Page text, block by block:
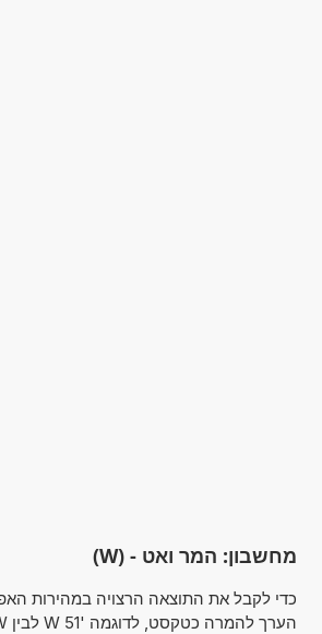
מחשבון: המר ואט - (W)
כדי לקבל את התוצאה הרצויה במהירות
הערך להמרה כטקסט, לדוגמה '51 W לבין nW' או פשוט '17